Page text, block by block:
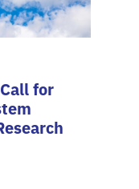
for